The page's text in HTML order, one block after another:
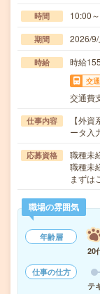
時間 10:00
期間 2026/
時給 時給
交
交通費
仕事内容
【外
ータ入
応募資格
職種未
職種未
まずは
職場の雰囲気
年齢層
20
仕事の仕方
テ